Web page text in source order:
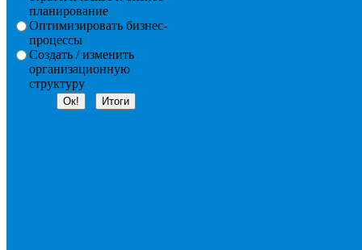
планирование
Оптимизировать бизнес-
процессы
Создать / изменить
организационную
структуру